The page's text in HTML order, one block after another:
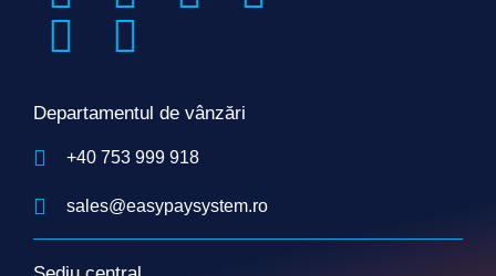
Departamentul de vânzări
+40 753 999 918
sales@easypaysystem.ro